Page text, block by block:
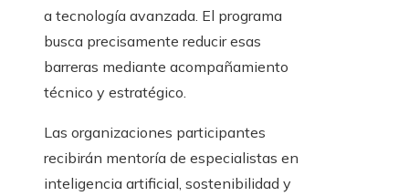
a tecnología avanzada. El programa
busca precisamente reducir esas
barreras mediante acompañamiento
técnico y estratégico.
Las organizaciones participantes
recibirán mentoría de especialistas en
inteligencia artificial, sostenibilidad y